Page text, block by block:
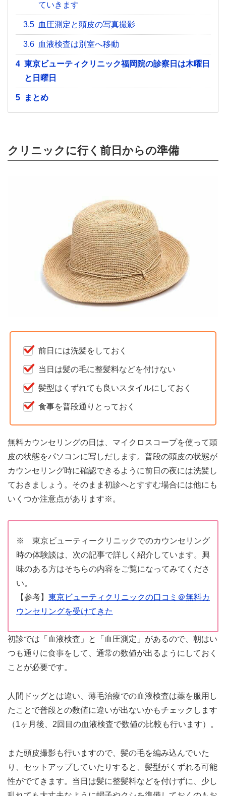
ていきます
3.5 血圧測定と頭皮の写真撮影
3.6 血液検査は別室へ移動
4 東京ビューティクリニック福岡院の診察日は木曜日
と日曜日
5 まとめ
クリニックに行く前日からの準備
前日には洗髪をしておく
当日は髪の毛に整髪料などを付けない
髪型はくずれても良いスタイルにしておく
食事を普段通りとっておく
無料カウンセリングの日は、マイクロスコープを使って頭
皮の状態をパソコンに写しだします。普段の頭皮の状態が
カウンセリング時に確認できるように前日の夜には洗髪し
ておきましょう。そのまま初診へとすすむ場合には他にも
いくつか注意点があります※。
※ 東京ビューティークリニックでのカウンセリング
時の体験談は、次の記事で詳しく紹介しています。興
味のある方はそちらの内容をご覧になってみてくださ
い。
【参考】 東京ビューティクリニックの口コミ＠無料カ
ウンセリングを受けてきた
初診では「血液検査」と「血圧測定」があるので、朝はい
つも通りに食事をして、通常の数値が出るようにしておく
ことが必要です。
人間ドッグとは違い、薄毛治療での血液検査は薬を服用し
たことで普段との数値に違いが出ないかもチェックします
（1ヶ月後、2回目の血液検査で数値の比較も行います）。
また頭皮撮影も行いますので、髪の毛を編み込んでいた
り、セットアップしていたりすると、髪型がくずれる可能
性がでてきます。当日は髪に整髪料などを付けずに、少し